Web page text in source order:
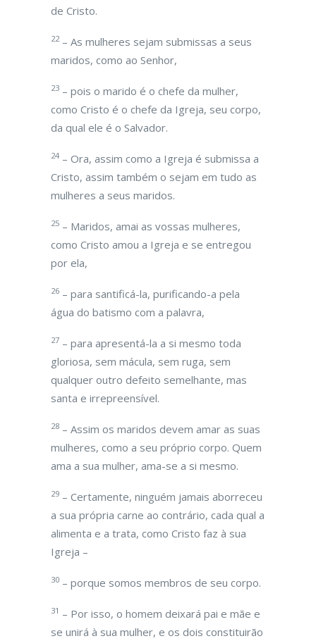
de Cristo.
22– As mulheres sejam submissas a seus
maridos, como ao Senhor,
23 – pois o marido é o chefe da mulher,
como Cristo é o chefe da Igreja, seu corpo,
da qual ele é o Salvador.
24 – Ora, assim como a Igreja é submissa a
Cristo, assim também o sejam em tudo as
mulheres a seus maridos.
25 – Maridos, amai as vossas mulheres,
como Cristo amou a Igreja e se entregou
por ela,
26 – para santificá-la, purificando-a pela
água do batismo com a palavra,
27 – para apresentá-la a si mesmo toda
gloriosa, sem mácula, sem ruga, sem
qualquer outro defeito semelhante, mas
santa e irrepreensível.
28 – Assim os maridos devem amar as suas
mulheres, como a seu próprio corpo. Quem
ama a sua mulher, ama-se a si mesmo.
29 – Certamente, ninguém jamais aborreceu
a sua própria carne ao contrário, cada qual a
alimenta e a trata, como Cristo faz à sua
Igreja –
30 – porque somos membros de seu corpo.
31 – Por isso, o homem deixará pai e mãe e
se unirá à sua mulher, e os dois constituirão